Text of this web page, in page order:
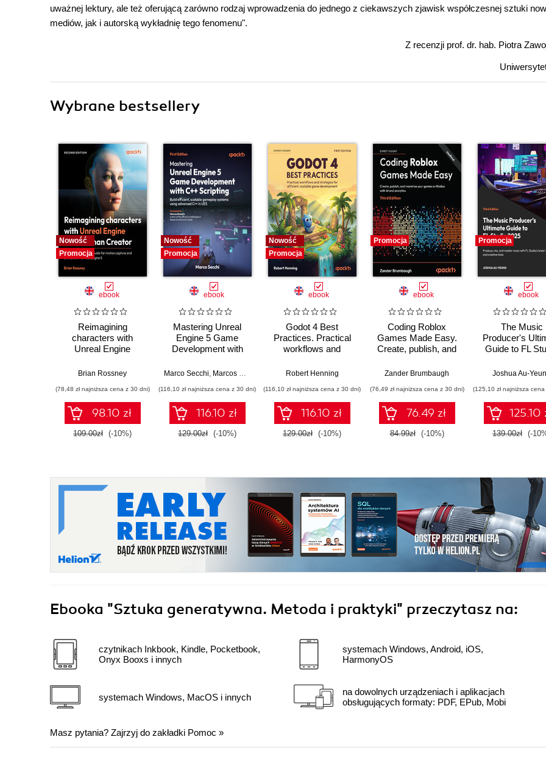
uważnej lektury, ale też oferującą zarówno rodzaj wprowadzenia do jednego z ciekawszych zjawisk współczesnej sztuki
mediów, jak i autorską wykładnię tego fenomenu".
Z recenzji prof. dr. hab. Piotra
Wybrane bestsellery
Nowość
Promocja
ebook
Reimagining
characters with
Unreal Engine
A complete workflow
capture and
animation in Unreal
Engine 5 - Second
Edition
Brian Rossney
(78,48 zł najniższa cena z 30 dni)
98.10 zł
109.00zł (-10%)
Nowość
Promocja
ebook
Mastering Unreal
Engine 5 Game
Development with
efficient, scalable
using advanced C++
in UE5
Marco Secchi, Marcos Romero
(116,10 zł najniższa cena z 30 dni)
116.10 zł
129.00zł (-10%)
Nowość
Promocja
ebook
Godot 4 Best
Practices. Practical
workflows and
efficient, scalable
Robert Henning
(116,10 zł najniższa cena z 30 dni)
116.10 zł
129.00zł (-10%)
Promocja
ebook
Coding Roblox
Games Made Easy.
Create, publish, and
on Roblox with AI and
Edition
Zander Brumbaugh
(76,49 zł najniższa cena z 30 dni)
76.49 zł
84.99zł (-10%)
Promocja
ebook
The Music
Producer's
Guide to FL
professional
composing,
and
workflows -
Edition
Joshua Au-
(125,10 zł najniższa
125.10
139.00zł (-
Ebooka "Sztuka generatywna. Metoda i praktyki" przeczytasz na:
czytnikach Inkbook, Kindle, Pocketbook,
Onyx Booxs i innych
systemach Windows, MacOS i innych
systemach Windows, Android, iOS,
HarmonyOS
na dowolnych urządzeniach i aplikacjach
obsługujących formaty: PDF, EPub, Mobi
Masz pytania? Zajrzyj do zakładki Pomoc »